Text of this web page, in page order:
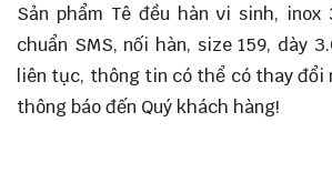
Sản phẩm Tê đều hàn vi sinh, inox
chuẩn SMS, nối hàn, size 159, dày
liên tục, thông tin có thể có thay đổi
thông báo đến Quý khách hàng!